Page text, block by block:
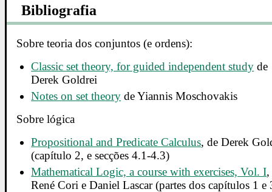
Bibliografia
Sobre teoria dos conjuntos (e ordens):
Classic set theory, for guided independent study de
Derek Goldrei
Notes on set theory de Yiannis Moschovakis
Sobre lógica
Propositional and Predicate Calculus, de Derek
(capítulo 2, e secções 4.1-4.3)
Mathematical Logic, a course with exercises, Vol. I,
René Cori e Daniel Lascar (partes dos capítulos 1 e